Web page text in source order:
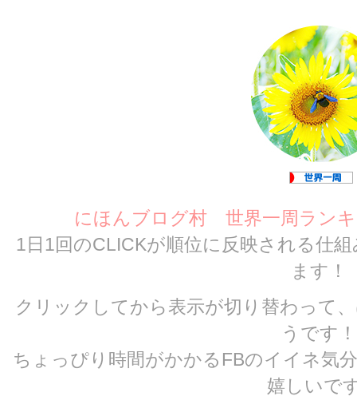
にほんブログ村 世界一周ラン
1日1回のCLICKが順位に反映される仕
ます！
クリックしてから表示が切り替わって
うです！
ちょっぴり時間がかかるFBのイイネ気
嬉しいで